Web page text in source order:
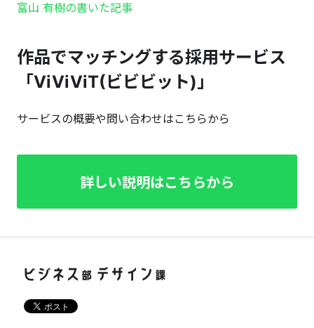
富山 有樹の書いた記事
作品でマッチングする採用サービス
「ViViViT(ビビビット)」
サービスの概要や問い合わせはこちらから
詳しい説明はこちらから